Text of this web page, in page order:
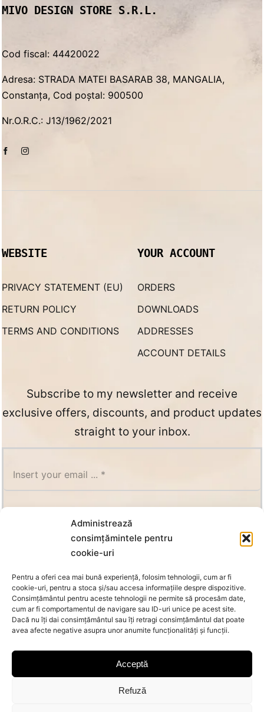
Administrează
consimțămintele pentru
cookie-uri
Pentru a oferi cea mai bună experiență, folosim tehnologii, cum ar fi
cookie-uri, pentru a stoca și/sau accesa informațiile despre dispozitive.
Consimțământul pentru aceste tehnologii ne permite să procesăm date,
cum ar fi comportamentul de navigare sau ID-uri unice pe acest site.
Dacă nu îți dai consimțământul sau îți retragi consimțământul dat poate
avea afecte negative asupra unor anumite funcționalități și funcții.
Acceptă
Refuză
MIVO DESIGN STORE S.R.L.
Cod fiscal: 44420022
Adresa: STRADA MATEI BASARAB 38, MANGALIA,
Constanța, Cod poștal: 900500
Nr.O.R.C.: J13/1962/2021
WEBSITE
PRIVACY STATEMENT (EU)
RETURN POLICY
TERMS AND CONDITIONS
YOUR ACCOUNT
ORDERS
DOWNLOADS
ADDRESSES
ACCOUNT DETAILS
Subscribe to my newsletter and receive
exclusive offers, discounts, and product updates
straight to your inbox.
SUBSCRIBE